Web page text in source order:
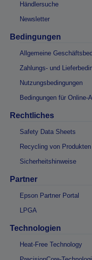
Händlersuche
Newsletter
Bedingungen
Allgemeine
Zahlungs- und
Nutzungsbedingungen
Bedingungen für Online-
Rechtliches
Safety Data Sheets
Recycling von Produkten
Sicherheitshinweise
Partner
Epson Partner Portal
LPGA
Technologien
Heat-Free Technology